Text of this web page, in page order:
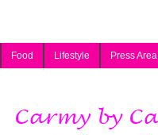
Food Lifestyle Press Area